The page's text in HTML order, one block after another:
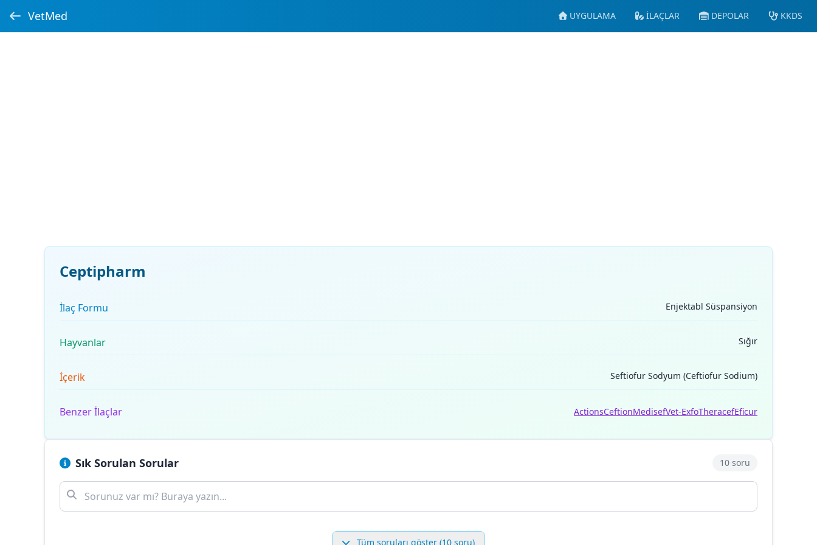
VetMed UYGULAMA İLAÇLAR DEPOLAR KKDS
Ceptipharm
İlaç Formu Enjektabl Süspansiyon
Hayvanlar Sığır
İçerik Seftiofur Sodyum (Ceftiofur Sodium)
Benzer İlaçlar ActionsCeftionMedisefVet-ExfoTheracefEficur
Sık Sorulan Sorular 10 soru
Tüm soruları göster (10 soru)